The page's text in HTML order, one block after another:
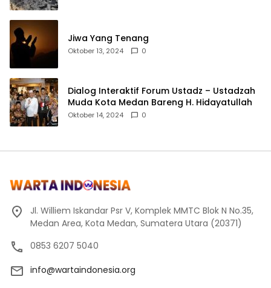
Jiwa Yang Tenang
Oktober 13, 2024 0
Dialog Interaktif Forum Ustadz – Ustadzah
Muda Kota Medan Bareng H. Hidayatullah
Oktober 14, 2024 0
Jl. Williem Iskandar Psr V, Komplek MMTC Blok N No.35,
Medan Area, Kota Medan, Sumatera Utara (20371)
0853 6207 5040
info@wartaindonesia.org